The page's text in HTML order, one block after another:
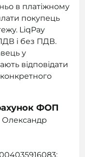
в платіжному
покупець
LiqPay
і без ПДВ.
у
відповідати
ФОП